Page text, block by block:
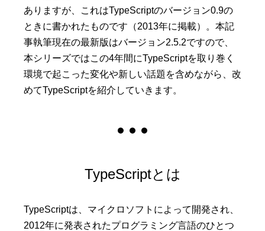
ありますが、これはTypeScriptのバージョン0.9の
ときに書かれたものです（2013年に掲載）。本記
事執筆現在の最新版はバージョン2.5.2ですので、
本シリーズではこの4年間にTypeScriptを取り巻く
環境で起こった変化や新しい話題を含めながら、改
めてTypeScriptを紹介していきます。
TypeScriptとは
TypeScriptは、マイクロソフトによって開発され、
2012年に発表されたプログラミング言語のひとつ